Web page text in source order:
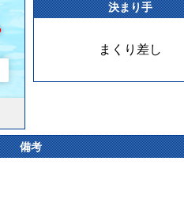
決まり手
まくり差し
備考